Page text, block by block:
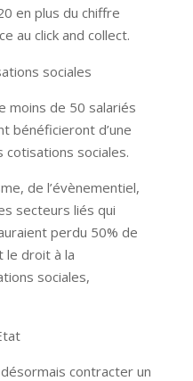
en plus du chiffre
au click and collect.
sociales
moins de 50 salariés
bénéficieront d’une
sociales.
de l’évènementiel,
secteurs liés qui
perdu 50% de
le droit à la
sociales,
contracter un